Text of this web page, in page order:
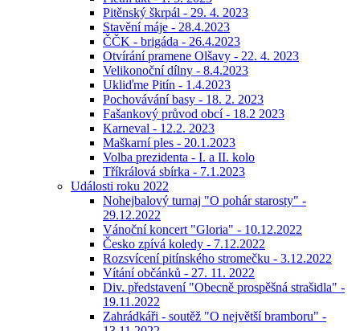
Pitěnský škrpál - 29. 4. 2023
Stavění máje - 28.4.2023
ČČK - brigáda - 26.4.2023
Otvírání pramene Olšavy - 22. 4. 2023
Velikonoční dílny - 8.4.2023
Ukliďme Pitín - 1.4.2023
Pochovávání basy - 18. 2. 2023
Fašankový průvod obcí - 18.2 2023
Karneval - 12.2. 2023
Maškarní ples - 20.1.2023
Volba prezidenta - I. a II. kolo
Tříkrálová sbírka - 7.1.2023
Události roku 2022
Nohejbalový turnaj "O pohár starosty" -
29.12.2022
Vánoční koncert "Gloria" - 10.12.2022
Česko zpívá koledy - 7.12.2022
Rozsvícení pitínského stromečku - 3.12.2022
Vítání občánků - 27. 11. 2022
Div. představení "Obecně prospěšná strašidla" -
19.11.2022
Zahrádkáři - soutěž "O největší bramboru" -